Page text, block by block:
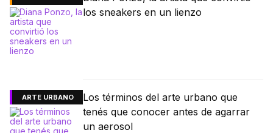
los sneakers en un lienzo
ARTE URBANO
Los términos del arte urbano que
tenés que conocer antes de agarrar
un aerosol